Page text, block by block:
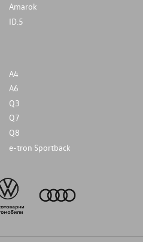
Amarok
ID.5
A4
A6
Q3
Q7
Q8
e-tron Sportback